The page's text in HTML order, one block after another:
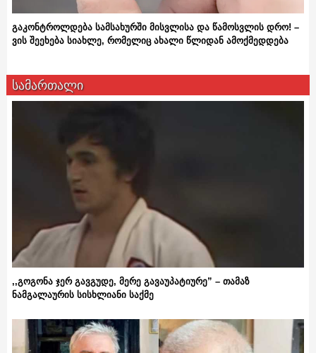
გაკონტროლდება სამსახურში მისვლისა და წამოსვლის დრო! –
ვის შეეხება სიახლე, რომელიც ახალი წლიდან ამოქმედდება
სამართალი
,,გოგონა ჯერ გავგუდე, მერე გავაუპატიურე” – თამაზ
ნამგალაურის სისხლიანი საქმე